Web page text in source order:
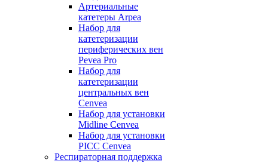
Артериальные
катетеры Arpea
Набор для
катетеризации
периферических вен
Pevea Pro
Набор для
катетеризации
центральных вен
Cenvea
Набор для установки
Midline Cenvea
Набор для установки
PICC Cenvea
Респираторная поддержка